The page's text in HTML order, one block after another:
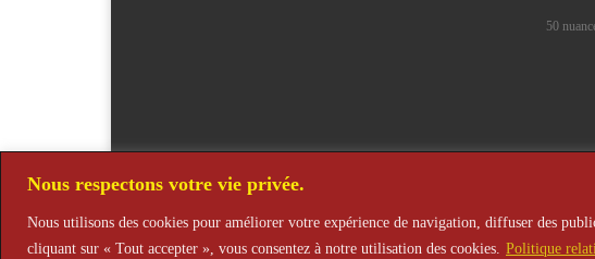
Nous respectons votre vie privée.
Nous utilisons des cookies pour améliorer votre expérience de navigation, diffuser des
cliquant sur « Tout accepter », vous consentez à notre utilisation des cookies. Politique
50
© 2026 Théâtre de L'Alena – Tous droits réservés
Propulsé parWP– Réalisé avec the Thème Customizr